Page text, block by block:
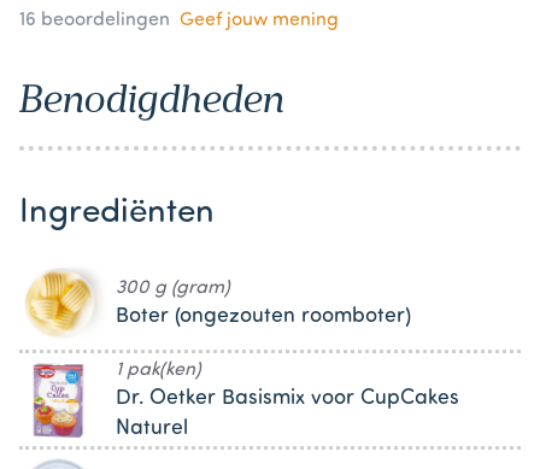
16 beoordelingen Geef jouw mening
Benodigdheden
Ingrediënten
300 g (gram)
Boter (ongezouten roomboter)
1 pak(ken)
Dr. Oetker Basismix voor CupCakes
Naturel